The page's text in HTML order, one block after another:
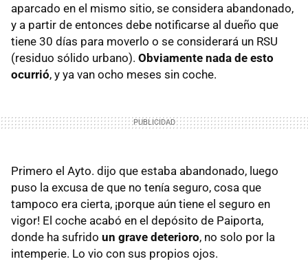
aparcado en el mismo sitio, se considera abandonado,
y a partir de entonces debe notificarse al dueño que
tiene 30 días para moverlo o se considerará un RSU
(residuo sólido urbano). Obviamente nada de esto
ocurrió, y ya van ocho meses sin coche.
Primero el Ayto. dijo que estaba abandonado, luego
puso la excusa de que no tenía seguro, cosa que
tampoco era cierta, ¡porque aún tiene el seguro en
vigor! El coche acabó en el depósito de Paiporta,
donde ha sufrido un grave deterioro, no solo por la
intemperie. Lo vio con sus propios ojos.